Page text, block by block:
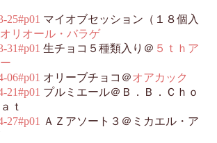
25#p01 マイオブセッション（１８個入
オリオール・バラゲ
31#p01 生チョコ５種類入り＠ ５ｔｈア
06#p01 オリーブチョコ＠オアカック
21#p01 プルミエール＠Ｂ．Ｂ．Ｃｈｏ
ｔ
27#p01
ＡＺアソート３＠ミカエル・ア